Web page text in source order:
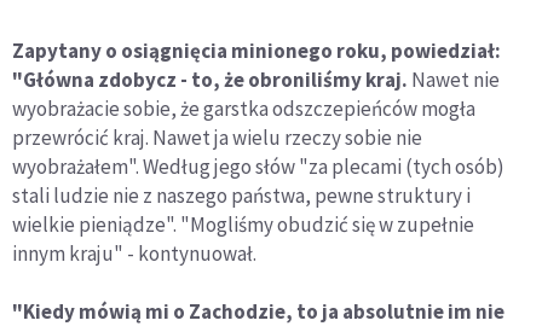
Zapytany o osiągnięcia minionego roku, powiedział:
"Główna zdobycz - to, że obroniliśmy kraj. Nawet nie
wyobrażacie sobie, że garstka odszczepieńców mogła
przewrócić kraj. Nawet ja wielu rzeczy sobie nie
wyobrażałem". Według jego słów "za plecami (tych osób)
stali ludzie nie z naszego państwa, pewne struktury i
wielkie pieniądze". "Mogliśmy obudzić się w zupełnie
innym kraju" - kontynuował.
"Kiedy mówią mi o Zachodzie, to ja absolutnie im nie